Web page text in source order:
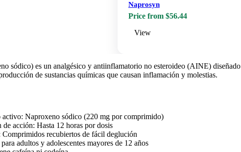
Naprosyn
Price from $56.44
View
sódico) es un analgésico y antiinflamatorio no esteroideo (AINE)
de sustancias químicas que causan inflamación y molestias.
Naproxeno sódico (220 mg por comprimido)
de acción: Hasta 12 horas por dosis
Comprimidos recubiertos de fácil deglución
adultos y adolescentes mayores de 12 años